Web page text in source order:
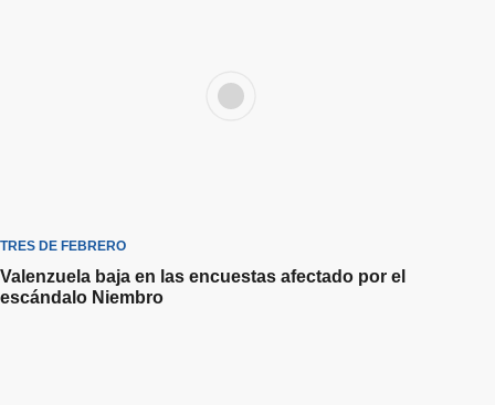
TRES DE FEBRERO
Valenzuela baja en las encuestas afectado por el
escándalo Niembro